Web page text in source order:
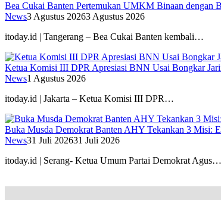
Bea Cukai Banten Pertemukan UMKM Binaan dengan
News3 Agustus 20263 Agustus 2026
itoday.id | Tangerang – Bea Cukai Banten kembali…
Ketua Komisi III DPR Apresiasi BNN Usai Bongkar
News1 Agustus 2026
itoday.id | Jakarta – Ketua Komisi III DPR…
Buka Musda Demokrat Banten AHY Tekankan 3 Misi:
News31 Juli 202631 Juli 2026
itoday.id | Serang- Ketua Umum Partai Demokrat Agus…